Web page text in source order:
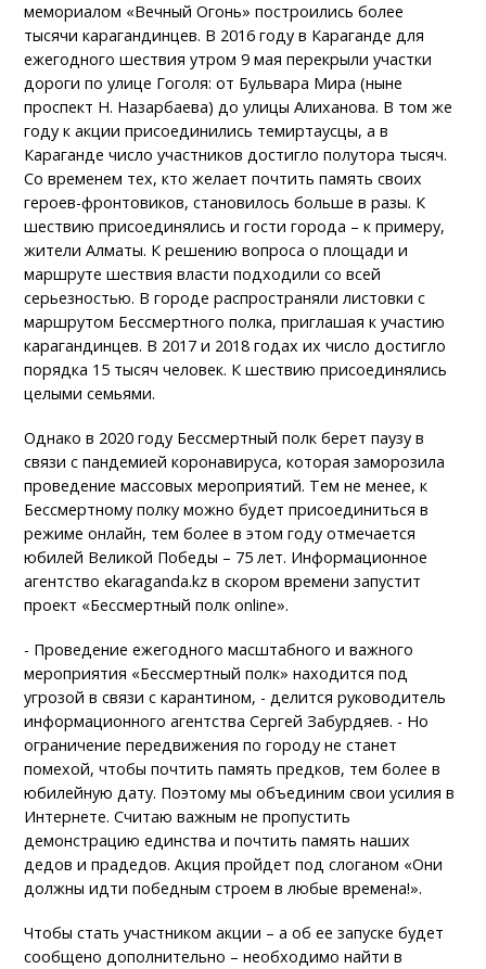
мемориалом «Вечный Огонь» построились более
тысячи карагандинцев. В 2016 году в Караганде для
ежегодного шествия утром 9 мая перекрыли участки
дороги по улице Гоголя: от Бульвара Мира (ныне
проспект Н. Назарбаева) до улицы Алиханова. В том же
году к акции присоединились темиртаусцы, а в
Караганде число участников достигло полутора тысяч.
Со временем тех, кто желает почтить память своих
героев-фронтовиков, становилось больше в разы. К
шествию присоединялись и гости города – к примеру,
жители Алматы. К решению вопроса о площади и
маршруте шествия власти подходили со всей
серьезностью. В городе распространяли листовки с
маршрутом Бессмертного полка, приглашая к участию
карагандинцев. В 2017 и 2018 годах их число достигло
порядка 15 тысяч человек. К шествию присоединялись
целыми семьями.
Однако в 2020 году Бессмертный полк берет паузу в
связи с пандемией коронавируса, которая заморозила
проведение массовых мероприятий. Тем не менее, к
Бессмертному полку можно будет присоединиться в
режиме онлайн, тем более в этом году отмечается
юбилей Великой Победы – 75 лет. Информационное
агентство ekaraganda.kz в скором времени запустит
проект «Бессмертный полк online».
- Проведение ежегодного масштабного и важного
мероприятия «Бессмертный полк» находится под
угрозой в связи с карантином, - делится руководитель
информационного агентства Сергей Забурдяев. - Но
ограничение передвижения по городу не станет
помехой, чтобы почтить память предков, тем более в
юбилейную дату. Поэтому мы объединим свои усилия в
Интернете. Считаю важным не пропустить
демонстрацию единства и почтить память наших
дедов и прадедов. Акция пройдет под слоганом «Они
должны идти победным строем в любые времена!».
Чтобы стать участником акции – а об ее запуске будет
сообщено дополнительно – необходимо найти в